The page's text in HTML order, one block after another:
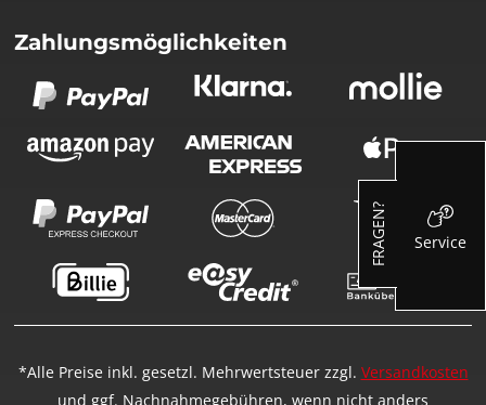
Zahlungsmöglichkeiten
*Alle Preise inkl. gesetzl. Mehrwertsteuer zzgl. Versandkosten
und ggf. Nachnahmegebühren, wenn nicht anders
FRAGEN? Service